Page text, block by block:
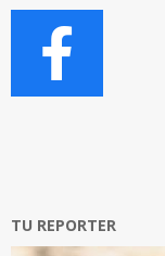
TU REPORTER